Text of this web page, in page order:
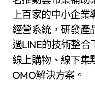
上百家的中小企
經營系統，研發產
過LINE的技術整
線上購物、線下集
OMO解決方案。